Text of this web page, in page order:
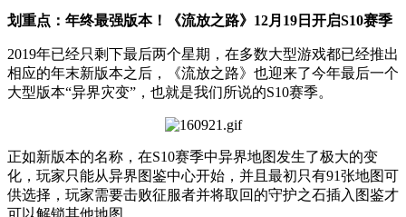
划重点：年终最强版本！《流放之路》12月19日开启S10赛季
2019年已经只剩下最后两个星期，在多数大型游戏都已经推出
相应的年末新版本之后，《流放之路》也迎来了今年最后一个
大型版本“异界灾变”，也就是我们所说的S10赛季。
正如新版本的名称，在S10赛季中异界地图发生了极大的变
化，玩家只能从异界图鉴中心开始，并且最初只有91张地图可
供选择，玩家需要击败征服者并将取回的守护之石插入图鉴才
可以解锁其他地图。